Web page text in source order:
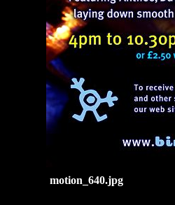
motion_640.jpg